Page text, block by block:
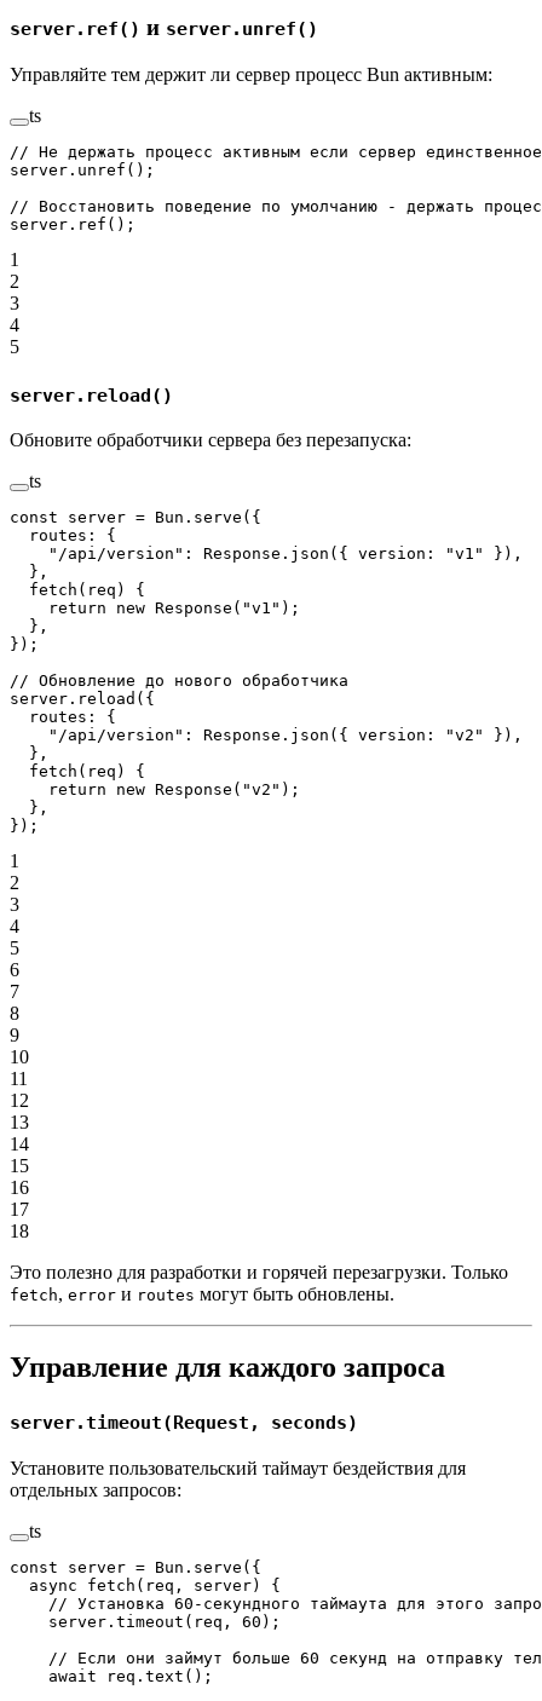
server.ref() и server.unref()
Управляйте тем держит ли сервер процесс Bun активным:
ts
// Не держать процесс активным если сервер
server. unref ();
// Восстановить поведение по умолчанию - держать
server. ref ();
1
2
3
4
5
server.reload()
Обновите обработчики сервера без перезапуска:
ts
const server = Bun. serve ({
  routes: {
    "/api/version"
: Response. json ({ version: "v1"
}),
  },
  fetch
( req ) {
    return
new Response ( "v1" );
  },
});
// Обновление до нового обработчика
server. reload ({
  routes: {
    "/api/version"
: Response. json ({ version: "v2"
}),
  },
  fetch
( req ) {
    return
new Response ( "v2" );
  },
});
1
2
3
4
5
6
7
8
9
10
11
12
13
14
15
16
17
18
Это полезно для разработки и горячей перезагрузки. Только
fetch, error и routes могут быть обновлены.
Управление для каждого запроса
server.timeout(Request, seconds)
Установите пользовательский таймаут бездействия для
отдельных запросов:
ts
const server = Bun. serve ({
  async
fetch ( req , server) {
// Установка 60-секундного таймаута для этого
    server.
timeout (req, 60 );
// Если они займут больше 60 секунд на отправку
    await
req. text ();